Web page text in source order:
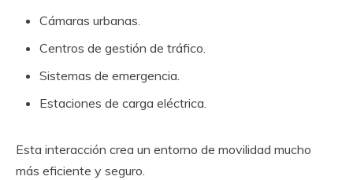
Cámaras urbanas.
Centros de gestión de tráfico.
Sistemas de emergencia.
Estaciones de carga eléctrica.
Esta interacción crea un entorno de movilidad mucho
más eficiente y seguro.